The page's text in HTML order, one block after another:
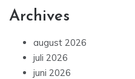
Archives
august 2026
juli 2026
juni 2026